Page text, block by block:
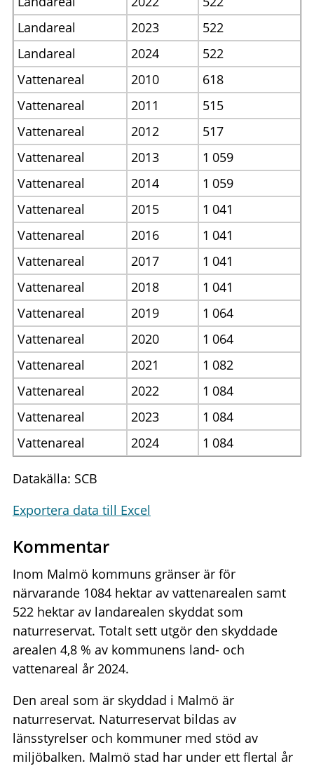
Landareal
2023
522
Landareal
2024
522
Vattenareal
2010
618
Vattenareal
2011
515
Vattenareal
2012
517
Vattenareal
2013 1 059
Vattenareal
2014 1 059
Vattenareal
2015 1 041
Vattenareal
2016 1 041
Vattenareal
2017 1 041
Vattenareal
2018 1 041
Vattenareal
2019 1 064
Vattenareal
2020 1 064
Vattenareal
2021 1 082
Vattenareal
2022 1 084
Vattenareal
2023 1 084
Vattenareal
2024 1 084
Datakälla: SCB
Exportera data till Excel
Kommentar
Inom Malmö kommuns gränser är för
närvarande 1084 hektar av vattenarealen samt
522 hektar av landarealen skyddat som
naturreservat. Totalt sett utgör den skyddade
arealen 4,8 % av kommunens land- och
vattenareal år 2024.
Den areal som är skyddad i Malmö är
naturreservat. Naturreservat bildas av
länsstyrelser och kommuner med stöd av
miljöbalken. Malmö stad har under ett flertal år